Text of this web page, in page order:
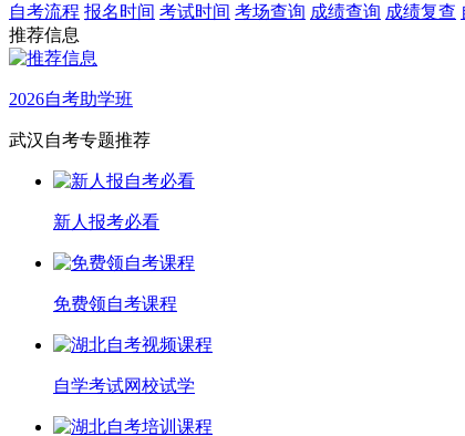
自考流程 报名时间 考试时间 考场查询 成绩查询 成绩复查
推荐信息
2026自考助学班
武汉自考专题推荐
新人报考必看
免费领自考课程
自学考试网校试学